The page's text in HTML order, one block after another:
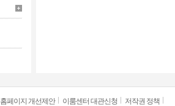
홈페이지 개선제안 이룸센터 대관신청 저작권 정책